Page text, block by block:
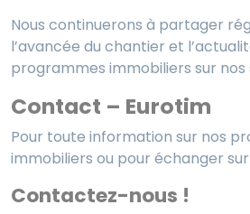
Nous continuerons à partager
l’avancée du chantier et
programmes immobiliers sur nos
Contact – Eurotim
Pour toute information sur nos
immobiliers ou pour échanger
Contactez-nous !